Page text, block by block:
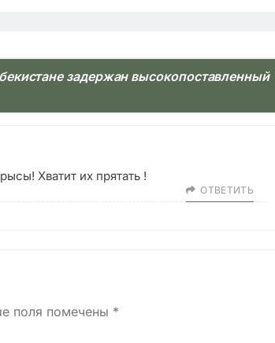
задержан высокопоставленный
Хватит их прятать !
ОТВЕТИТЬ
поля помечены *